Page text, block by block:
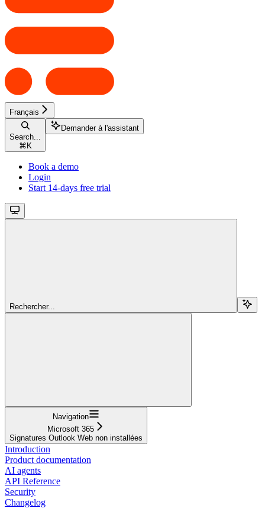
Français
Search...
⌘ K
Demander à l'assistant
Book a demo
Login
Start 14-days free trial
Rechercher...
Navigation
Microsoft 365
Signatures Outlook Web non installées
Introduction
Product documentation
AI agents
API Reference
Security
Changelog